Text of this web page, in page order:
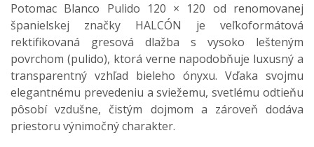
Potomac Blanco Pulido 120 × 120 od renomovanej
španielskej značky HALCÓN je veľkoformátová
rektifikovaná gresová dlažba s vysoko lešteným
povrchom (pulido), ktorá verne napodobňuje luxusný a
transparentný vzhľad bieleho ónyxu. Vďaka svojmu
elegantnému prevedeniu a sviežemu, svetlému odtieňu
pôsobí vzdušne, čistým dojmom a zároveň dodáva
priestoru výnimočný charakter.